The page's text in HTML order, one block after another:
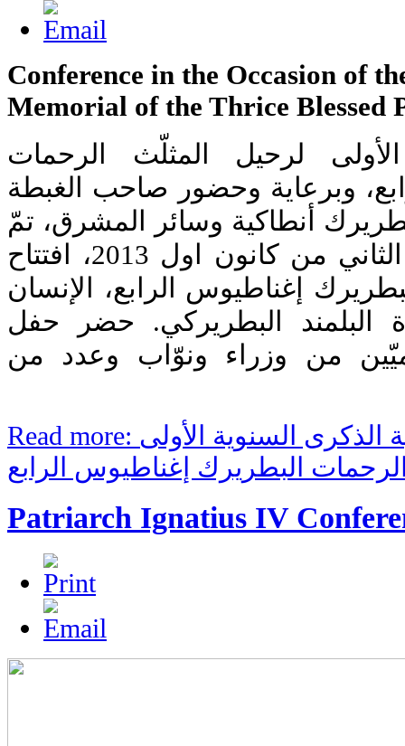
Conference in the Occasion of t
Memorial of the Thrice Blessed
لرحيل المثلّث الرحمات
وبرعاية وحضور صاحب الغبطة
أنطاكية وسائر المشرق، تمّ
مساء الإثنين الواقع في الثاني من كانون اول 2013، افتتاح
إغناطيوس الرابع، الإنسان
البلمند البطريركي. حضر حفل
من وزراء ونوّاب وعدد من
Read more: مؤتمر جامعي بمناسبة الذكرى السنوية الأولى
البطريرك إغناطيوس الرابع
Patriarch Ignatius IV